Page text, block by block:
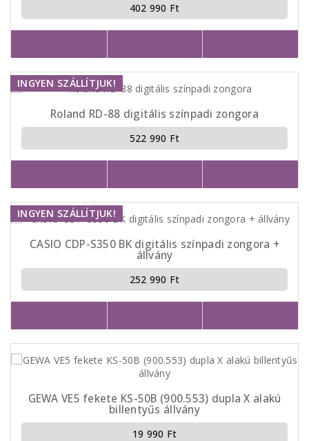
402 990 Ft
INGYEN SZÁLLÍTJUK!
Roland RD-88 digitális színpadi zongora
522 990 Ft
INGYEN SZÁLLÍTJUK!
CASIO CDP-S350 BK digitális színpadi zongora +
állvány
252 990 Ft
GEWA VE5 fekete KS-50B (900.553) dupla X alakú
billentyűs állvány
19 990 Ft